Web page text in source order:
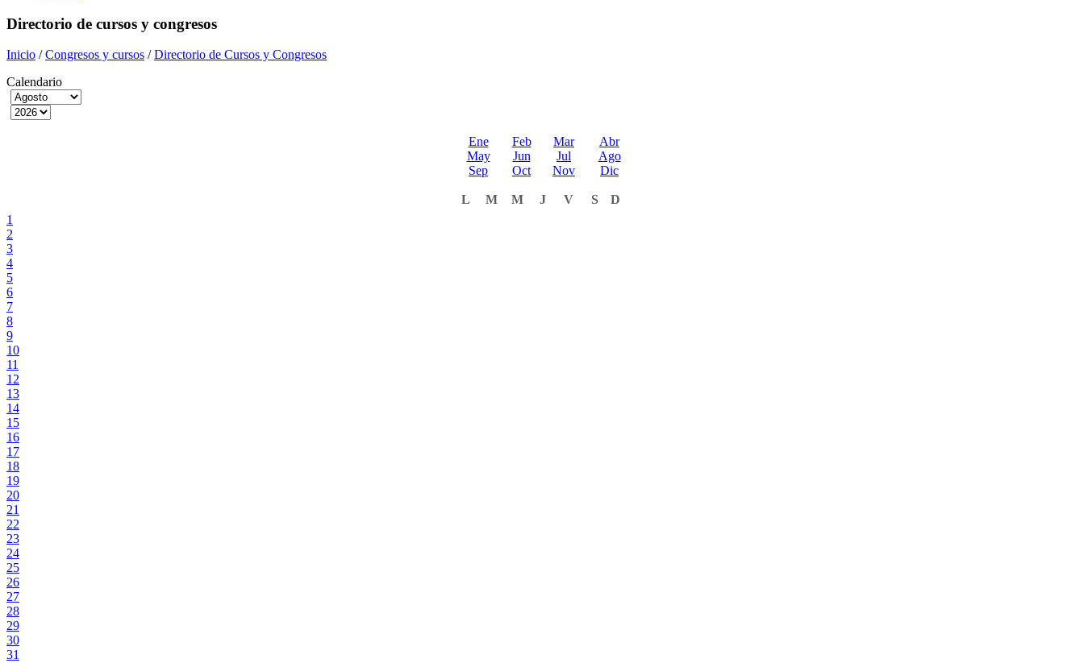
Directorio de cursos y congresos
Inicio /Congresos y cursos /Directorio de Cursos y Congresos
Calendario
Ene Feb Mar
Abr
May
Jun Jul
Ago
Sep
Oct Nov Dic
L M M J V S
D
1
2
3
4
5
6
7
8
9
10
11
12
13
14
15
16
17
18
19
20
21
22
23
24
25
26
27
28
29
30
31